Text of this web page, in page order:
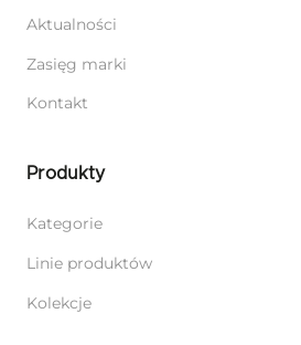
Aktualności
Zasięg marki
Kontakt
Produkty
Kategorie
Linie produktów
Kolekcje